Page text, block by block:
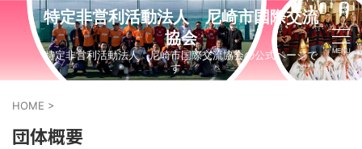
特定非営利活動法人 尼崎市国際交流
協会
特定非営利活動法人 尼崎市国際交流協会の公式ページで
す。
HOME >
団体概要